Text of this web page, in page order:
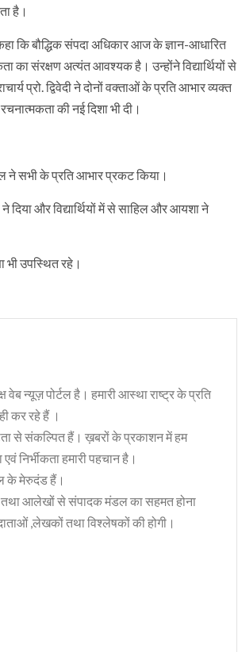
है।
कि बौद्धिक संपदा अधिकार आज के ज्ञान-आधारित
का संरक्षण अत्यंत आवश्यक है। उन्होंने विद्यार्थियों से
प्रो. द्विवेदी ने दोनों वक्ताओं के प्रति आभार व्यक्त
की नई दिशा भी दी।
ने सभी के प्रति आभार प्रकट किया।
और विद्यार्थियों में से साहिल और आयशा ने
भी उपस्थित रहे।
वेब न्यूज़ पोर्टल है। हमारी आस्था राष्ट्र के प्रति
कर रहे हैं ।
से संकल्पित हैं। ख़बरों के प्रकाशन में हम
निर्भीकता हमारी पहचान है।
के मेरुदंड हैं।
तथा आलेखों से संपादक मंडल का सहमत होना
,लेखकों तथा विश्लेषकों की होगी।